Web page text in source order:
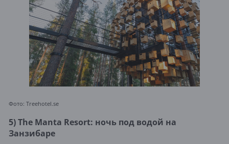
Фото: Treehotel.se
5) The Manta Resort: ночь под водой на
Занзибаре